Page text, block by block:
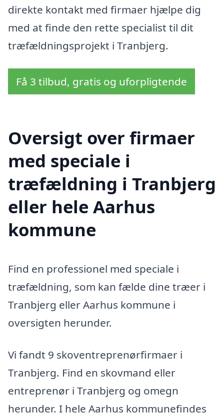
direkte kontakt med firmaer hjælpe dig
med at finde den rette specialist til dit
træfældningsprojekt i Tranbjerg.
Få 3 tilbud, gratis og uforpligtende
Oversigt over firmaer
med speciale i
træfældning i Tranbjerg
eller hele Aarhus
kommune
Find en professionel med speciale i
træfældning, som kan fælde dine træer i
Tranbjerg eller Aarhus kommune i
oversigten herunder.
Vi fandt 9 skoventreprenørfirmaer i
Tranbjerg. Find en skovmand eller
entreprenør i Tranbjerg og omegn
herunder. I hele Aarhus kommunefindes